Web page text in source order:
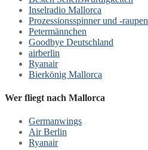
Inselradio Mallorca
Prozessionsspinner und -raupen
Petermännchen
Goodbye Deutschland
airberlin
Ryanair
Bierkönig Mallorca
Wer fliegt nach Mallorca
Germanwings
Air Berlin
Ryanair